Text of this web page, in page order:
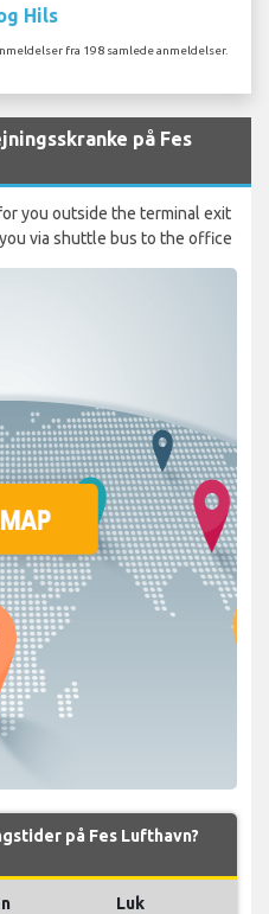
Hils
fra 198 samlede anmeldelser.
på Fes
you outside the terminal exit
via shuttle bus to the office
på Fes Lufthavn?
Luk